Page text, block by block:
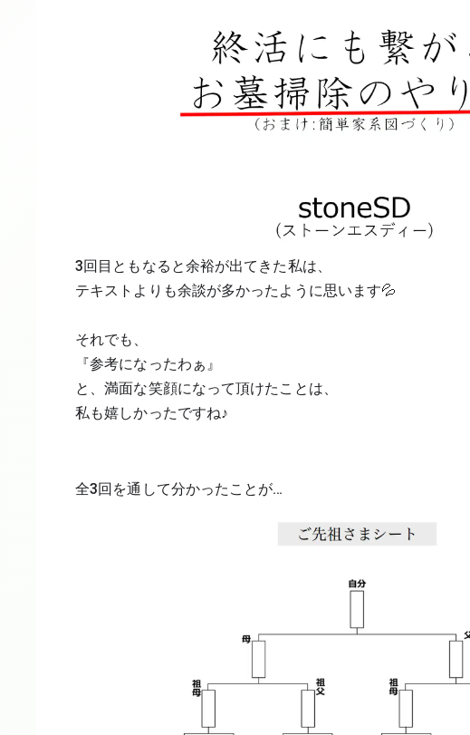
3回目ともなると余裕が出てきた私は、
テキストよりも余談が多かったように思います💦
それでも、
『参考になったわぁ』
と、満面な笑顔になって頂けたことは、
私も嬉しかったですね♪
全3回を通して分かったことが…